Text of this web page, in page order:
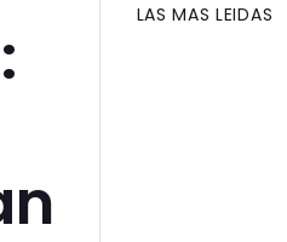
LAS MAS LEIDAS